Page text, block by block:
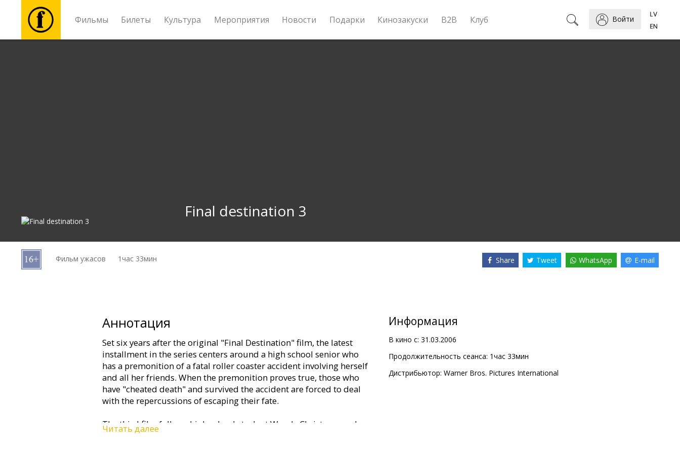
Фильмы Билеты Культура Мероприятия Новости Подарки Кинозакуски B2B Клуб Войти
B2B
Final destination 3
Фильм ужасов 1час 33мин Share Tweet WhatsApp E-mail
Аннотация
Set six years after the original "Final Destination" film, the latest
installment in the series centers around a high school senior who
has a premonition of a fatal roller coaster accident involving herself
and all her friends. When the premonition proves true, those who
have "cheated death" and survived the accident are forced to deal
with the repercussions of escaping their fate.
The third film follows high school student Wendy Christensen who
fails to stop the fated roller coaster ride that she predicted would
Читать далее
Информация
В кино с: 31.03.2006
Продолжительность сеанса: 1час 33мин
Дистрибьютор: Warner Bros. Pictures International